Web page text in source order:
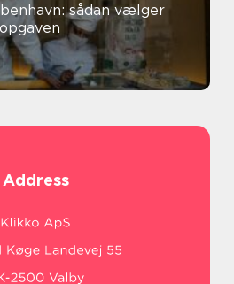
sådan vælger
Address